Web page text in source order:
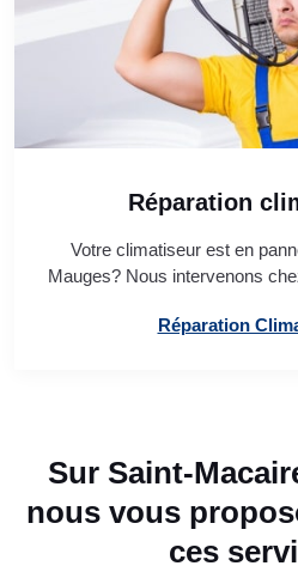
Réparation
Votre climatiseur est en
Mauges? Nous intervenons
Réparation
Sur Saint-
nous vous
ces